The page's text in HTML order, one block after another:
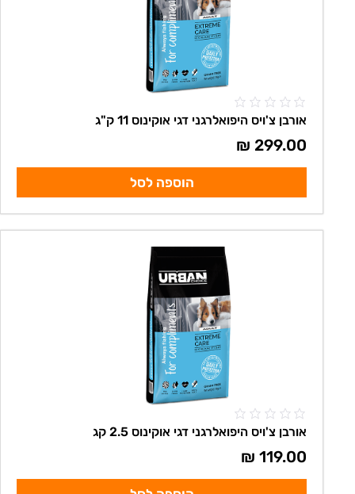
אורבן צ'ויס היפואלרגני דגי אוקינוס 11 ק"ג
299.00
₪
הוספה לסל
אורבן צ'ויס היפואלרגני דגי אוקינוס 2.5 קג
119.00
₪